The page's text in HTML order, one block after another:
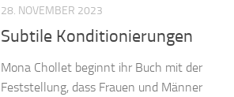
28. NOVEMBER 2023
Subtile Konditionierungen
Mona Chollet beginnt ihr Buch mit der
Feststellung, dass Frauen und Männer